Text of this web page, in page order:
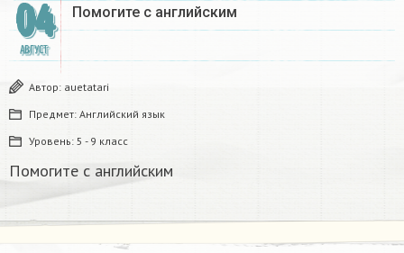
04
АВГУСТ
Помогите с английским
Автор: auetatari
Предмет: Английский язык
Уровень: 5 - 9 класс
Помогите с английским